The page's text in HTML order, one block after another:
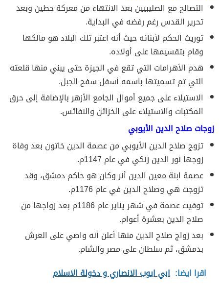
التصالح مع الصليبيين بعد الانتهاء من معركة حطين وبعد
تحرير القدس رغم رفضه في البداية.
توريث الحكم لأبنائه حيث أنه اعتبر تلك البلاد هو مالكها
وقام بتقسيمها على أولاده.
هدم الأهرامات التي تقع في الجيزة حتى يبني منها قلعته
التي تم تسميتها باسمه أسفل سفح الجبل.
الاستيلاء على جميع أموال الجامع الأزهر بالإضافة إلى حرق
المكتبات والاستيلاء على الخزائن والنفائس.
زوجات صلاح الدين الأيوبي
تزوج صلاح الدين الأيوبي من عصمة الدين خاتون بعد وفاة
زوجها نور الدين زنكي في عام 1147م.
عصمة ابنة معين الدين أنر وكان هو حاكم دمشق، وقد
تزوجت هي وصلاح الدين في عام 1176م.
توفيت عصمة في شهر يناير عام 1186م بعد زواجها من
صلاح الدين بعشرة أعوام.
بعد زواج صلاح الدين منها أعلن أنه واصي على العرش
بدمشق، ثم سلطان على مصر والشام.
اقرا ايضا: ابي ايوب الانصاري و دخولة الاسلام